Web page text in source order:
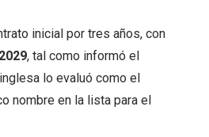
inicial por tres años, con
2029, tal como informó el
lo evaluó como el
nombre en la lista para el